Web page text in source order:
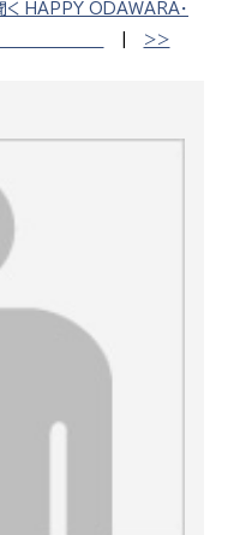
く HAPPY ODAWARA・
前編
>>